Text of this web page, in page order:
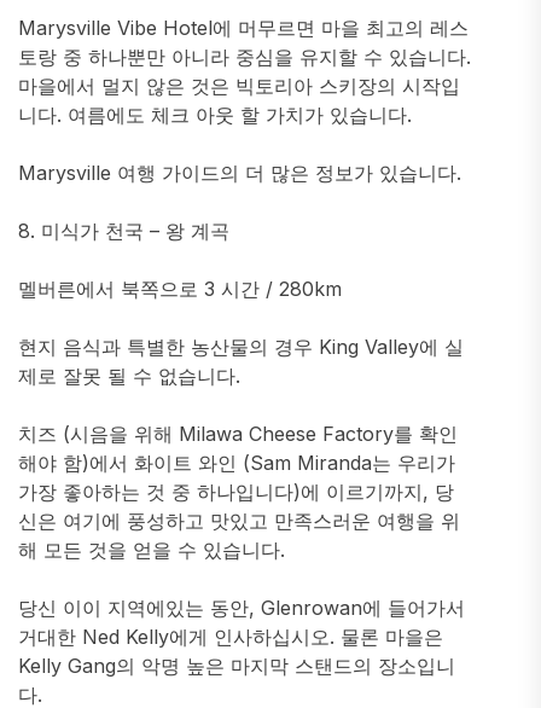
Marysville Vibe Hotel에 머무르면 마을 최고의 레스
토랑 중 하나뿐만 아니라 중심을 유지할 수 있습니다.
마을에서 멀지 않은 것은 빅토리아 스키장의 시작입
니다. 여름에도 체크 아웃 할 가치가 있습니다.
Marysville 여행 가이드의 더 많은 정보가 있습니다.
8. 미식가 천국 – 왕 계곡
멜버른에서 북쪽으로 3 시간 / 280km
현지 음식과 특별한 농산물의 경우 King Valley에 실
제로 잘못 될 수 없습니다.
치즈 (시음을 위해 Milawa Cheese Factory를 확인
해야 함)에서 화이트 와인 (Sam Miranda는 우리가
가장 좋아하는 것 중 하나입니다)에 이르기까지, 당
신은 여기에 풍성하고 맛있고 만족스러운 여행을 위
해 모든 것을 얻을 수 있습니다.
당신 이이 지역에있는 동안, Glenrowan에 들어가서
거대한 Ned Kelly에게 인사하십시오. 물론 마을은
Kelly Gang의 악명 높은 마지막 스탠드의 장소입니
다.